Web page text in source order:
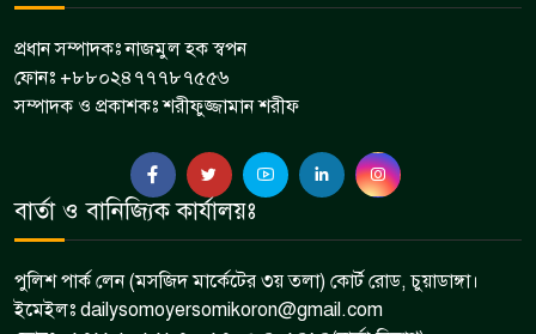
প্রধান সম্পাদকঃ নাজমুল হক স্বপন
ফোনঃ +৮৮০২৪৭৭৭৮৭৫৫৬
সম্পাদক ও প্রকাশকঃ শরীফুজ্জামান শরীফ
বার্তা ও বানিজ্যিক কার্যালয়ঃ
পুলিশ পার্ক লেন (মসজিদ মার্কেটের ৩য় তলা) কোর্ট রোড, চুয়াডাঙ্গা।
ইমেইলঃ dailysomoyersomikoron@gmail.com